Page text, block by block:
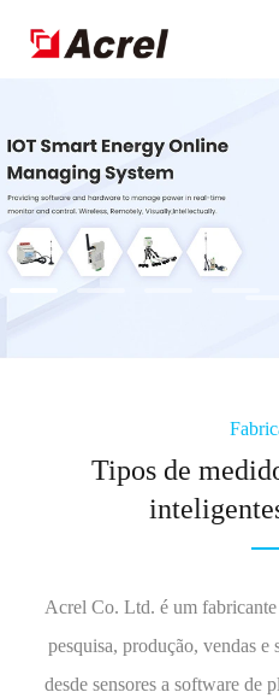
Tipos de
Acrel Co. Ltd. é um
pesquisa, produção, vendas
desde sensores a software de